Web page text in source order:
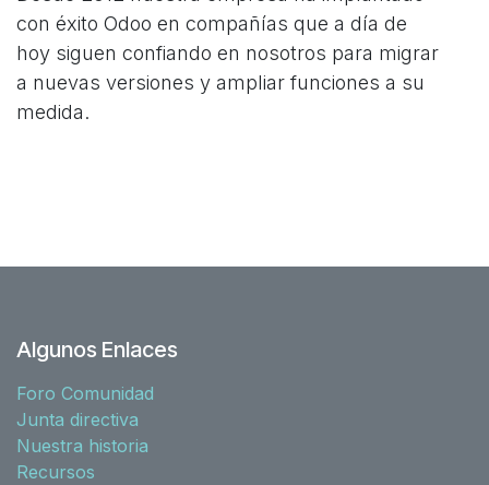
con éxito Odoo en compañías que a día de
hoy siguen confiando en nosotros para migrar
a nuevas versiones y ampliar funciones a su
medida.
Algunos Enlaces
Foro Comunidad
Junta directiva
Nuestra historia
Recursos